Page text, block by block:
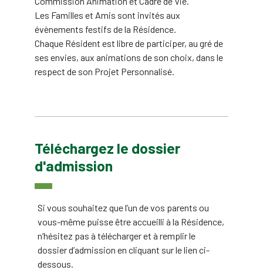
Les Familles et Amis sont invités aux
évènements festifs de la Résidence.
Chaque Résident est libre de participer, au gré de
ses envies, aux animations de son choix, dans le
respect de son Projet Personnalisé.
Téléchargez le dossier
d'admission
Si vous souhaitez que l’un de vos parents ou
vous-même puisse être accueilli à la Résidence,
n’hésitez pas à télécharger et à remplir le
dossier d’admission en cliquant sur le lien ci-
dessous.